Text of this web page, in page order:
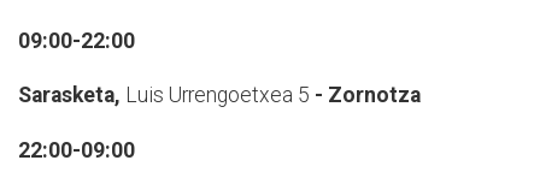
09:00-22:00
Sarasketa, Luis Urrengoetxea 5 - Zornotza
22:00-09:00